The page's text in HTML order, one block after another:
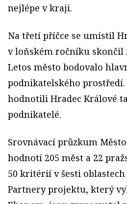
nejlépe v kraji.
Na třetí příčce se umístil
v loňském ročníku skončil
Letos město bodovalo
podnikatelského
hodnotili Hradec Králové
podnikatelé.
Srovnávací průzkum
hodnotí 205 měst a 22
50 kritérií v šesti
Partnery projektu, který